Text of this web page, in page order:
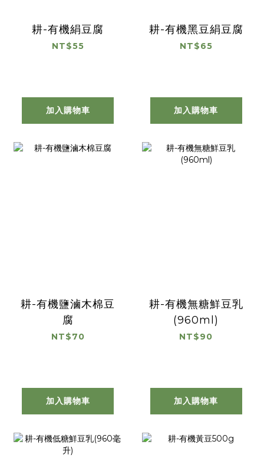
耕-有機絹豆腐
NT$55
加入購物車
耕-有機黑豆絹豆腐
NT$65
加入購物車
耕-有機鹽滷木棉豆
腐
NT$70
加入購物車
耕-有機無糖鮮豆乳
(960ml)
NT$90
加入購物車